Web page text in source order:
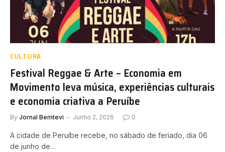
CULTURA
Festival Reggae & Arte – Economia em
Movimento leva música, experiências culturais
e economia criativa a Peruíbe
By Jornal Bemtevi Junho 2, 2026 0
A cidade de Peruíbe recebe, no sábado de feriado, dia 06
de junho de…